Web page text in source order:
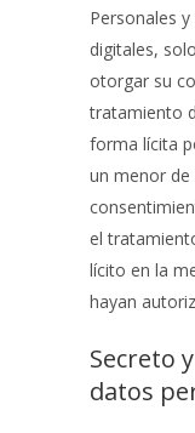
Personales
digitales,
otorgar su
tratamiento
forma lícita
un menor de
el
lícito en la
hayan
Secreto
datos